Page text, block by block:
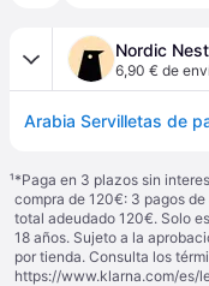
Nordic Nest
6,90 € de
¹*Paga en 3 plazos sin
compra de 120€: 3 pagos
total adeudado 120€. Solo
18 años. Sujeto a la
por tienda. Consulta los
https://www.klarna.com/es/